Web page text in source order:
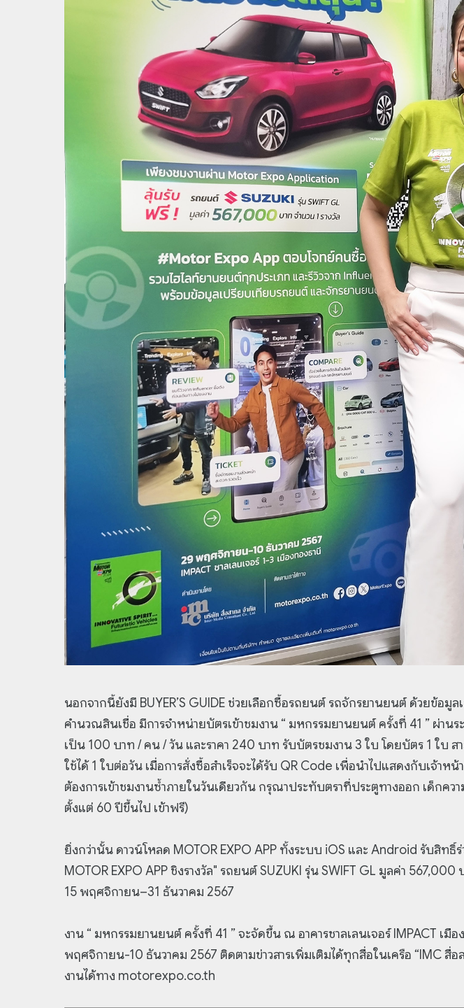
นอกจากนี้ยังมี BUYER’S GUIDE ช่วยเลือกซื้อรถยนต์ รถจักรยานยนต์ ด้วยข้อ
คำนวณสินเชื่อ มีการจำหน่ายบัตรเข้าชมงาน “ มหกรรมยานยนต์ ครั้งที่ 41 ” ผ่าน
เป็น 100 บาท / คน / วัน และราคา 240 บาท รับบัตรชมงาน 3 ใบ โดยบัตร 1 ใบ ส
ใช้ได้ 1 ใบต่อวัน เมื่อการสั่งซื้อสำเร็จจะได้รับ QR Code เพื่อนำไปแสดงกับเจ้าห
ต้องการเข้าชมงานซ้ำภายในวันเดียวกัน กรุณาประทับตราที่ประตูทางออก เด็กคว
ตั้งแต่ 60 ปีขึ้นไป เข้าฟรี)
ยิ่งกว่านั้น ดาวน์โหลด MOTOR EXPO APP ทั้งระบบ iOS และ Android รับสิทธิ์
MOTOR EXPO APP ชิงรางวัล" รถยนต์ SUZUKI รุ่น SWIFT GL มูลค่า
15 พฤศจิกายน–31 ธันวาคม 2567
งาน “ มหกรรมยานยนต์ ครั้งที่ 41 ” จะจัดขึ้น ณ อาคารชาลเลนเจอร์ IMPACT เมื
พฤศจิกายน-10 ธันวาคม 2567 ติดตามข่าวสารเพิ่มเติมได้ทุกสื่อในเครือ “IMC สื่อ
งานได้ทาง motorexpo.co.th